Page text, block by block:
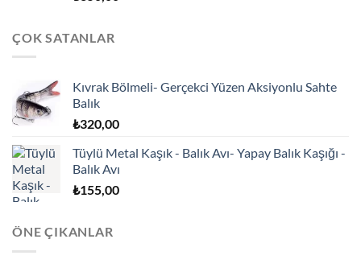
ÇOK SATANLAR
Kıvrak Bölmeli- Gerçekci Yüzen Aksiyonlu Sahte
Balık
₺320,00
Tüylü Metal Kaşık - Balık Avı- Yapay Balık Kaşığı -
Balık Avı
₺155,00
ÖNE ÇIKANLAR